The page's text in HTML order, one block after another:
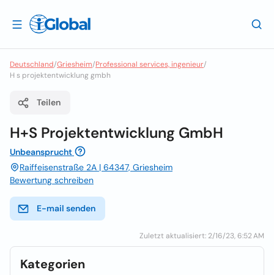
Deutschland/Griesheim/Professional services, ingenieur/
H s projektentwicklung gmbh
Teilen
H+S Projektentwicklung GmbH
Unbeansprucht
Raiffeisenstraße 2A | 64347, Griesheim
Bewertung schreiben
E-mail senden
Zuletzt aktualisiert: 2/16/23, 6:52 AM
Kategorien